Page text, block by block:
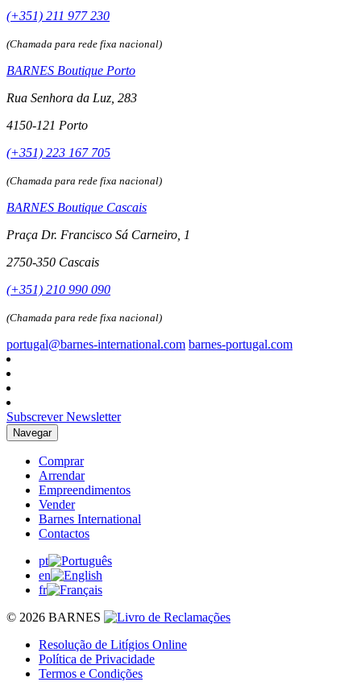
(+351) 211 977 230
(Chamada para rede fixa nacional)
BARNES Boutique Porto
Rua Senhora da Luz, 283
4150-121 Porto
(+351) 223 167 705
(Chamada para rede fixa nacional)
BARNES Boutique Cascais
Praça Dr. Francisco Sá Carneiro, 1
2750-350 Cascais
(+351) 210 990 090
(Chamada para rede fixa nacional)
portugal@barnes-international.com barnes-portugal.com
Subscrever Newsletter
Navegar
Comprar
Arrendar
Empreendimentos
Vender
Barnes International
Contactos
pt
en
fr
© 2026 BARNES
Resolução de Litígios Online
Política de Privacidade
Termos e Condições